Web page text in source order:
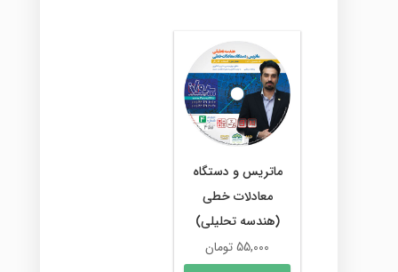
ماتریس و دستگاه
معادلات خطی
(هندسه تحلیلی)
55,000تومان